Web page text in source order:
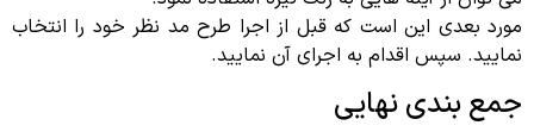
مورد بعدی این است که قبل از اجرا طرح مد نظر خود را انتخاب
نمایید. سپس اقدام به اجرای آن نمایید.
جمع بندی نهایی